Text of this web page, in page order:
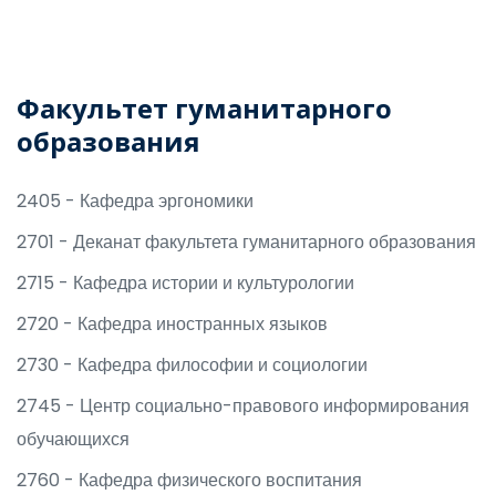
Факультет гуманитарного
образования
2405 - Кафедра эргономики
2701 - Деканат факультета гуманитарного образования
2715 - Кафедра истории и культурологии
2720 - Кафедра иностранных языков
2730 - Кафедра философии и социологии
2745 - Центр социально-правового информирования
обучающихся
2760 - Кафедра физического воспитания